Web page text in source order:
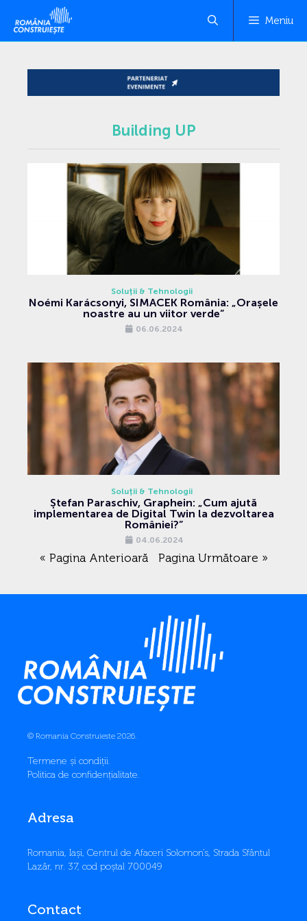
Meniu
Building UP
Soluții & Tehnologii
Noémi Karácsonyi, SIMACEK România: „Orașele
noastre au un viitor verde”
06.06.2024
Soluții & Tehnologii
Ștefan Paraschiv, Graphein: „Cum ajută
implementarea de Digital Twin la dezvoltarea
României?”
04.06.2024
« Pagina Anterioară Pagina Următoare »
© Romania Construieste 2026.
Termene și condiții
Politica de confidențialitate
Adresa
​Romania, Iași, Centrul de Afaceri Solomon’s, Strada Sfântul
Lazăr, nr. 37, cod poștal 700049
Contact